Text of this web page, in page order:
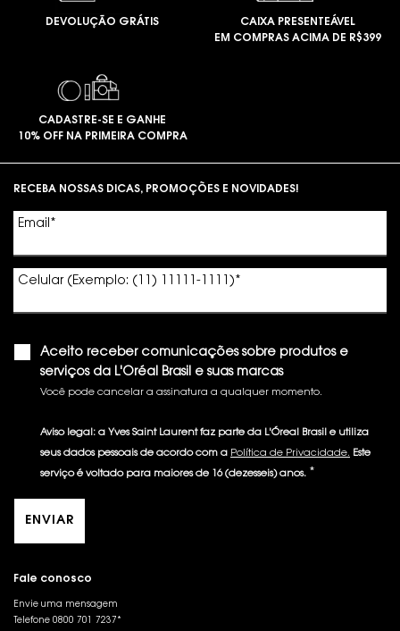
DEVOLUÇÃO GRÁTIS
CAIXA PRESENTEÁVEL
EM COMPRAS ACIMA DE R$399
CADASTRE-SE E GANHE
10% OFF NA PRIMEIRA COMPRA
RECEBA NOSSAS DICAS, PROMOÇÕES E NOVIDADES!
Email *
Celular (Exemplo: (11) 11111-1111) *
Aceito receber comunicações sobre produtos e
serviços da L'Oréal Brasil e suas marcas
Você pode cancelar a assinatura a qualquer momento.​
Aviso legal: a Yves Saint Laurent faz parte da L'Óreal Brasil e utiliza
seus dados pessoais de acordo com a Política de Privacidade. Este
serviço é voltado para maiores de 16 (dezesseis) anos. *
ENVIAR
Fale conosco
Envie uma mensagem
Telefone 0800 701 7237*